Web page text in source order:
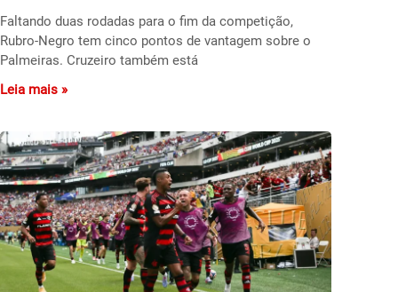
Faltando duas rodadas para o fim da competição,
Rubro-Negro tem cinco pontos de vantagem sobre o
Palmeiras. Cruzeiro também está
Leia mais »